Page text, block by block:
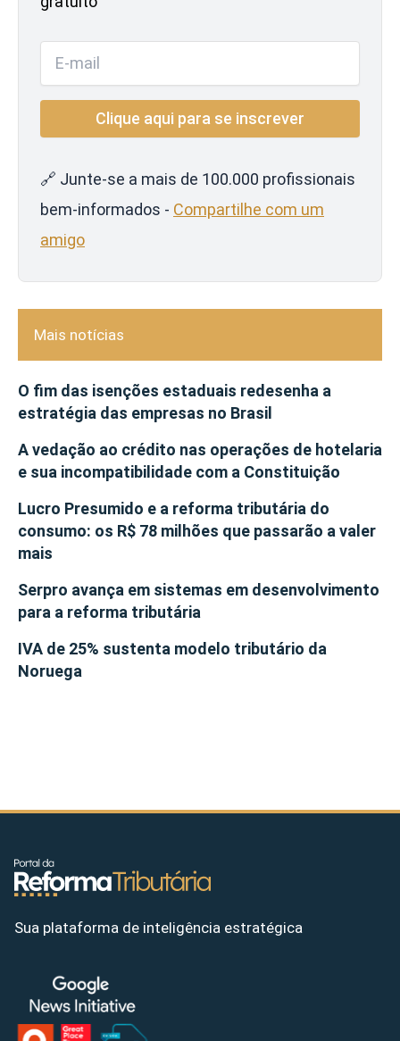
🔗 Junte-se a mais de 100.000 profissionais
bem-informados - Compartilhe com um
amigo
Mais notícias
O fim das isenções estaduais redesenha a
estratégia das empresas no Brasil
A vedação ao crédito nas operações de hotelaria
e sua incompatibilidade com a Constituição
Lucro Presumido e a reforma tributária do
consumo: os R$ 78 milhões que passarão a valer
mais
Serpro avança em sistemas em desenvolvimento
para a reforma tributária
IVA de 25% sustenta modelo tributário da
Noruega
Sua plataforma de inteligência estratégica